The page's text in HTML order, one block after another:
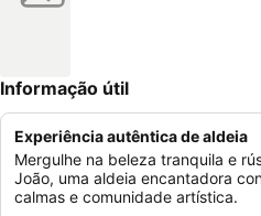
Informação útil
Experiência autêntica de aldeia
Mergulhe na beleza tranquila e
João, uma aldeia encantadora
calmas e comunidade artística.